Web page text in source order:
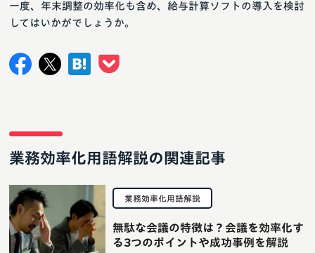
一度、年末調整の効率化も含め、給与計算ソフトの導入を検討
してはいかがでしょうか。
業務効率化用語解説の関連記事
業務効率化用語解説
無駄な会議の特徴は？会議を効率化す
る3つのポイントや成功事例を解説